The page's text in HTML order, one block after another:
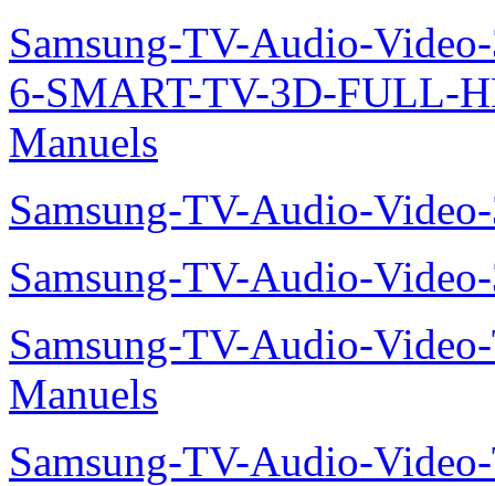
Samsung-TV-Audio-
6-SMART-TV-3D-FULL-
Manuels
Samsung-TV-Audio-
Samsung-TV-Audio-
Samsung-TV-Audio-
Manuels
Samsung-TV-Audio-